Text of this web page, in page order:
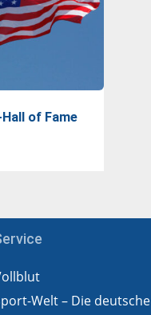
of Fame
Welt – Die deutsche